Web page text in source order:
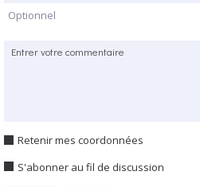
Optionnel
Retenir mes coordonnées
S'abonner au fil de discussion